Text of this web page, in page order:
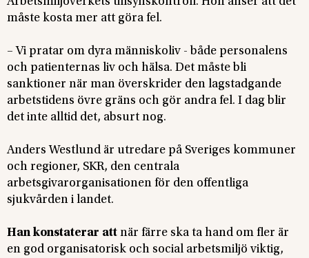
måste kosta mer att göra fel.
– Vi pratar om dyra människoliv - både personalens
och patienternas liv och hälsa. Det måste bli
sanktioner när man överskrider den lagstadgande
arbetstidens övre gräns och gör andra fel. I dag blir
det inte alltid det, absurt nog.
Anders Westlund är utredare på Sveriges kommuner
och regioner, SKR, den centrala
arbetsgivarorganisationen för den offentliga
sjukvården i landet.
Han konstaterar att när färre ska ta hand om fler är
en god organisatorisk och social arbetsmiljö viktig,